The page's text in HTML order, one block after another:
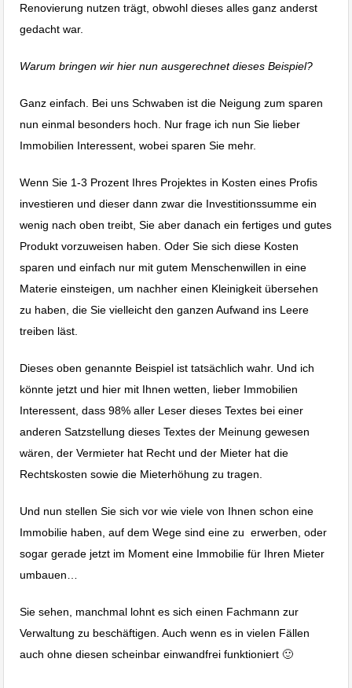
Renovierung nutzen trägt, obwohl dieses alles ganz anderst
gedacht war.
Warum bringen wir hier nun ausgerechnet dieses Beispiel?
Ganz einfach. Bei uns Schwaben ist die Neigung zum sparen
nun einmal besonders hoch. Nur frage ich nun Sie lieber
Immobilien Interessent, wobei sparen Sie mehr.
Wenn Sie 1-3 Prozent Ihres Projektes in Kosten eines Profis
investieren und dieser dann zwar die Investitionssumme ein
wenig nach oben treibt, Sie aber danach ein fertiges und gutes
Produkt vorzuweisen haben. Oder Sie sich diese Kosten
sparen und einfach nur mit gutem Menschenwillen in eine
Materie einsteigen, um nachher einen Kleinigkeit übersehen
zu haben, die Sie vielleicht den ganzen Aufwand ins Leere
treiben läst.
Dieses oben genannte Beispiel ist tatsächlich wahr. Und ich
könnte jetzt und hier mit Ihnen wetten, lieber Immobilien
Interessent, dass 98% aller Leser dieses Textes bei einer
anderen Satzstellung dieses Textes der Meinung gewesen
wären, der Vermieter hat Recht und der Mieter hat die
Rechtskosten sowie die Mieterhöhung zu tragen.
Und nun stellen Sie sich vor wie viele von Ihnen schon eine
Immobilie haben, auf dem Wege sind eine zu erwerben, oder
sogar gerade jetzt im Moment eine Immobilie für Ihren Mieter
umbauen…
Sie sehen, manchmal lohnt es sich einen Fachmann zur
Verwaltung zu beschäftigen. Auch wenn es in vielen Fällen
auch ohne diesen scheinbar einwandfrei funktioniert 🙂